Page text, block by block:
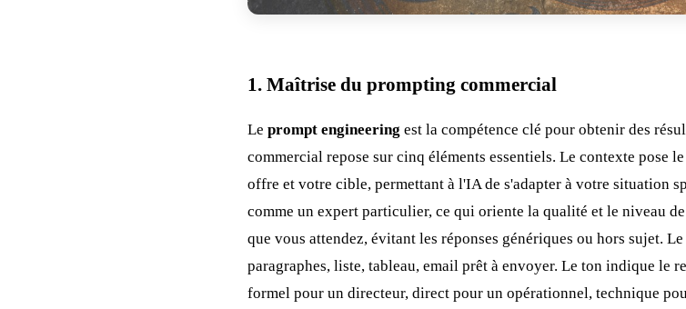
1. Maîtrise du prompting commercial
Le prompt engineering est la compétence clé pour obtenir des
commercial repose sur cinq éléments essentiels. Le contexte pose
offre et votre cible, permettant à l'IA de s'adapter à votre situation
comme un expert particulier, ce qui oriente la qualité et le niveau
que vous attendez, évitant les réponses génériques ou hors sujet.
paragraphes, liste, tableau, email prêt à envoyer. Le ton indique le
formel pour un directeur, direct pour un opérationnel, technique